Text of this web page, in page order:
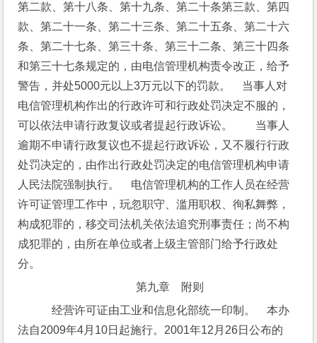
第二款、第十八条、第十九条、第二十条第三款、第四
款、第二十一条、第二十三条、第二十五条、第二十六
条、第二十七条、第三十条、第三十二条、第三十四条
和第三十七条规定的，由电信管理机构责令改正，给予
警告，并处5000元以上3万元以下的罚款。　当事人对
电信管理机构作出的行政许可和行政处罚决定不服的，
可以依法申请行政复议或者提起行政诉讼。　　当事人
逾期不申请行政复议也不提起行政诉讼，又不履行行政
处罚决定的，由作出行政处罚决定的电信管理机构申请
人民法院强制执行。　电信管理机构的工作人员在经营
许可证管理工作中，玩忽职守、滥用职权、徇私舞弊，
构成犯罪的，移交司法机关依法追究刑事责任；尚不构
成犯罪的，由所在单位或者上级主管部门给予行政处
分。
第九章　附则
经营许可证由工业和信息化部统一印制。　本办
法自2009年4月10日起施行。2001年12月26日公布的